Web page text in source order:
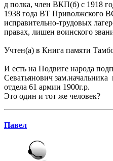
д полка, член ВКП(б) с 1918
1938 года ВТ Приволжского
исправительно-трудовых
правах, лишен воинского
Учтен(а) в Книга памяти
И есть на Подвиге народа
Севатьянович зам.начальника
отдела 61 армии 1900г.р.
Это один и тот же человек?
Павел